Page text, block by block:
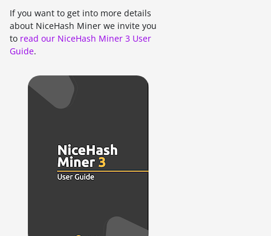
If you want to get into more details
about NiceHash Miner we invite you
to read our NiceHash Miner 3 User
Guide.